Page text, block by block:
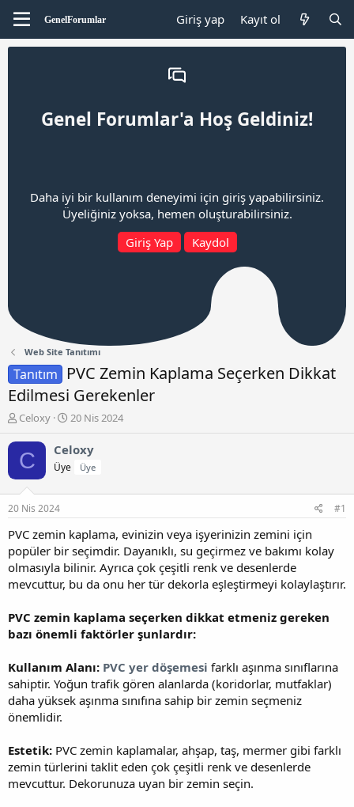
Giriş yap Kayıt ol
Genel Forumlar'a Hoş Geldiniz!
Daha iyi bir kullanım deneyimi için giriş yapabilirsiniz.
Üyeliğiniz yoksa, hemen oluşturabilirsiniz.
Giriş Yap
Kaydol
Web Site Tanıtımı
Tanıtım
PVC Zemin Kaplama Seçerken Dikkat
Edilmesi Gerekenler
K
n
b
u
a
l
a
t
n
Celoxy
B
ş
a
ç
a
r
i
20 Nis 2024
C Celoxy
Üye Üye
20 Nis 2024 #1
PVC zemin kaplama, evinizin veya işyerinizin zemini için
popüler bir seçimdir. Dayanıklı, su geçirmez ve bakımı kolay
olmasıyla bilinir. Ayrıca çok çeşitli renk ve desenlerde
mevcuttur, bu da onu her tür dekorla eşleştirmeyi kolaylaştırır.
PVC zemin kaplama seçerken dikkat etmeniz gereken
bazı önemli faktörler şunlardır:
Kullanım Alanı: PVC yer döşemesi farklı aşınma sınıflarına
sahiptir. Yoğun trafik gören alanlarda (koridorlar, mutfaklar)
daha yüksek aşınma sınıfına sahip bir zemin seçmeniz
önemlidir.
Estetik: PVC zemin kaplamalar, ahşap, taş, mermer gibi farklı
zemin türlerini taklit eden çok çeşitli renk ve desenlerde
mevcuttur. Dekorunuza uyan bir zemin seçin.